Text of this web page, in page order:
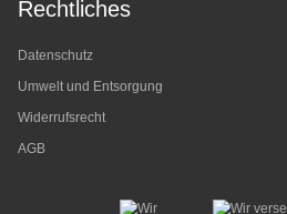
Rechtliches
Datenschutz
Umwelt und Entsorgung
Widerrufsrecht
AGB